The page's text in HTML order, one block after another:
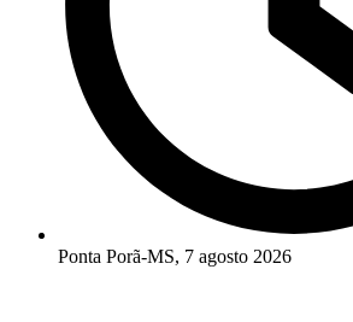
Ponta Porã-MS, 7 agosto 2026